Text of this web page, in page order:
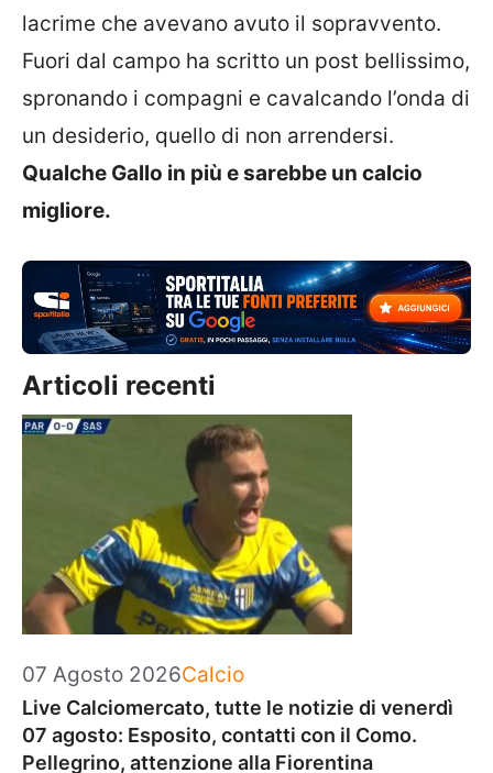
lacrime che avevano avuto il sopravvento.
Fuori dal campo ha scritto un post bellissimo,
spronando i compagni e cavalcando l’onda di
un desiderio, quello di non arrendersi.
Qualche Gallo in più e sarebbe un calcio
migliore.
Articoli recenti
07 Agosto 2026Categorie
Calcio
Live Calciomercato, tutte le notizie di venerdì
07 agosto: Esposito, contatti con il Como.
Pellegrino, attenzione alla Fiorentina